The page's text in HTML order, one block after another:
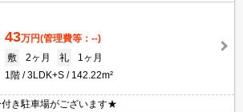
43万円(管理費等：--)
敷
2ヶ月 礼
1ヶ月
1階
3LDK+S 142.22m²
き駐車場がございます★